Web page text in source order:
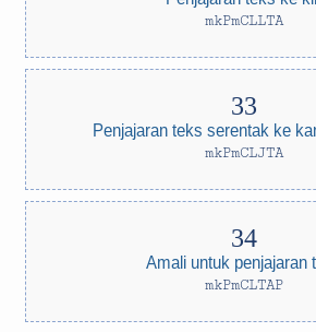
mkPmCLLTA
Penjajaran teks serentak ke
mkPmCLJTA
Amali untuk penjajaran
mkPmCLTAP